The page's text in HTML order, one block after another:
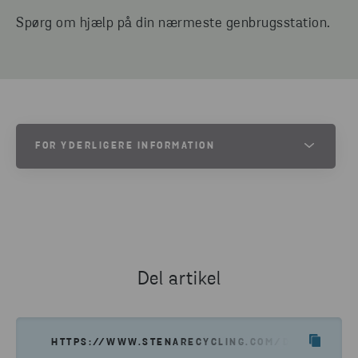
Spørg om hjælp på din nærmeste genbrugsstation.
FOR YDERLIGERE INFORMATION
E-mail nbuk@di.dkDel artikel
HTTPS://WWW.STENARECYCLING.COM/DA/